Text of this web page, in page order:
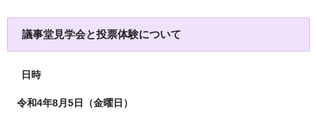
議事堂見学会と投票体験について
日時
令和4年8月5日（金曜日）